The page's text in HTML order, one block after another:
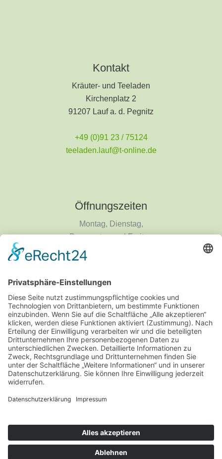
Kontakt
Kräuter- und Teeladen
Kirchenplatz 2
91207 Lauf a. d. Pegnitz
+49 (0)91 23 / 75124
teeladen.lauf@t-online.de
Öffnungszeiten
Montag, Dienstag,
Donnerstag und Freitag
9 - 14 Uhr
Informationen
Über uns
Produktanfrage
Datenschutzerklärung